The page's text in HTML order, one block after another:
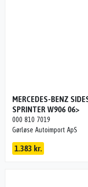
MERCEDES-BENZ
SPRINTER W906 06>
000 810 7019
Gørløse Autoimport ApS
1.383 kr.